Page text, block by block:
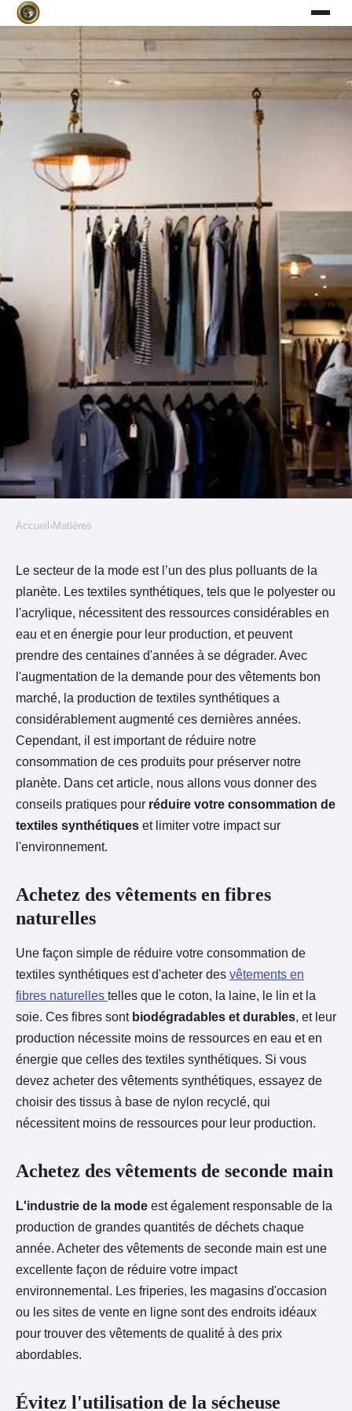
Comment réduire sa
consommation de textiles
synthétiques et limiter son
impact sur l'environnement ?
Baladur•
Accueil ›Matières
Le secteur de la mode est l’un des plus polluants de la
planète. Les textiles synthétiques, tels que le polyester ou
l'acrylique, nécessitent des ressources considérables en
eau et en énergie pour leur production, et peuvent
prendre des centaines d'années à se dégrader. Avec
l'augmentation de la demande pour des vêtements bon
marché, la production de textiles synthétiques a
considérablement augmenté ces dernières années.
Cependant, il est important de réduire notre
consommation de ces produits pour préserver notre
planète. Dans cet article, nous allons vous donner des
conseils pratiques pour réduire votre consommation de
textiles synthétiques et limiter votre impact sur
l'environnement.
Achetez des vêtements en fibres
naturelles
Une façon simple de réduire votre consommation de
textiles synthétiques est d'acheter des vêtements en
fibres naturelles telles que le coton, la laine, le lin et la
soie. Ces fibres sont biodégradables et durables, et leur
production nécessite moins de ressources en eau et en
énergie que celles des textiles synthétiques. Si vous
devez acheter des vêtements synthétiques, essayez de
choisir des tissus à base de nylon recyclé, qui
nécessitent moins de ressources pour leur production.
Achetez des vêtements de seconde main
L'industrie de la mode est également responsable de la
production de grandes quantités de déchets chaque
année. Acheter des vêtements de seconde main est une
excellente façon de réduire votre impact
environnemental. Les friperies, les magasins d'occasion
ou les sites de vente en ligne sont des endroits idéaux
pour trouver des vêtements de qualité à des prix
abordables.
Évitez l'utilisation de la sécheuse